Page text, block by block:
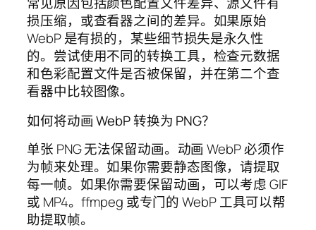
损压缩，或查看器之间的差异。如果原始
WebP 是有损的，某些细节损失是永久性
的。尝试使用不同的转换工具，检查元数据
和色彩配置文件是否被保留，并在第二个查
看器中比较图像。
如何将动画 WebP 转换为 PNG？
单张 PNG 无法保留动画。动画 WebP 必须作
为帧来处理。如果你需要静态图像，请提取
每一帧。如果你需要保留动画，可以考虑 GIF
或 MP4。ffmpeg 或专门的 WebP 工具可以帮
助提取帧。